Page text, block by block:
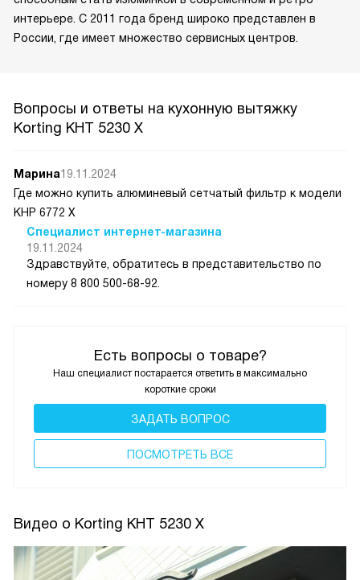
интерьере. С 2011 года бренд широко представлен в
России, где имеет множество сервисных центров.
Вопросы и ответы на кухонную вытяжку
Korting KHT 5230 X
Есть вопросы о товаре?
Наш специалист постарается ответить в максимально
короткие сроки
ЗАДАТЬ ВОПРОС
ПОCМОТРЕТЬ ВСЕ
Марина19.11.2024
Где можно купить алюминевый сетчатый фильтр к модели
КНР 6772 Х
Специалист интернет-магазина
19.11.2024
Здравствуйте, обратитесь в представительство по
номеру 8 800 500-68-92.
Видео о Korting KHT 5230 X